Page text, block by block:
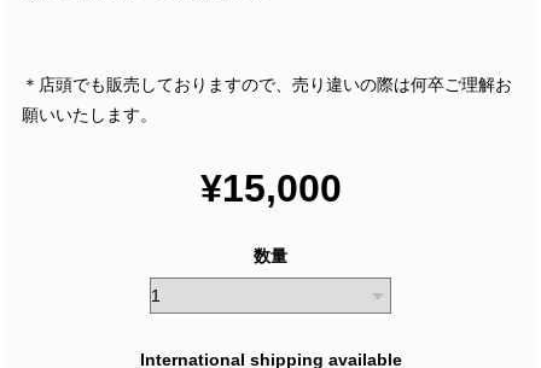
＊店頭でも販売しておりますので、売り違いの際は何卒ご理解お
願いいたします。
¥15,000
数量
International shipping available